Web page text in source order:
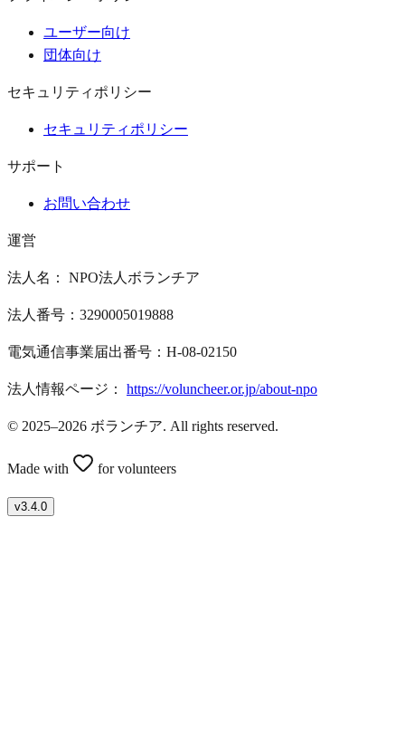
ユーザー向け
団体向け
セキュリティポリシー
セキュリティポリシー
サポート
お問い合わせ
運営
法人名： NPO法人ボランチア
法人番号：3290005019888
電気通信事業届出番号：H-08-02150
法人情報ページ： https://voluncheer.or.jp/about-npo
© 2025–2026 ボランチア. All rights reserved.
Made with for volunteers
v3.4.0